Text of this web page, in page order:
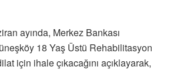
ayında, Merkez Bankası
18 Yaş Üstü Rehabilitasyon
için ihale çıkacağını açıklayarak,